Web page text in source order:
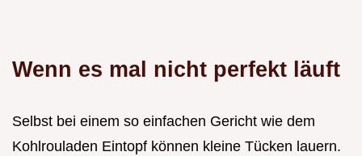
Wenn es mal nicht perfekt läuft
Selbst bei einem so einfachen Gericht wie dem
Kohlrouladen Eintopf können kleine Tücken lauern.